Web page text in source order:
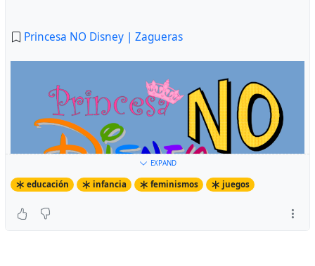
Princesa NO Disney | Zagueras
EXPAND
educación infancia feminismos juegos